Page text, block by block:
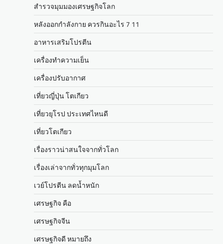
สำรวจมุมมองเศรษฐกิจโลก
หลังออกกําลังกาย ควรกินอะไร 7 11
อาหารเสริมโปรตีน
เครื่องทำความเย็น
เครื่องปรับอากาศ
เที่ยวญี่ปุ่น โตเกียว
เที่ยวยุโรป ประเทศไหนดี
เที่ยวโตเกียว
เรื่องราวน่าสนใจจากทั่วโลก
เรื่องเล่าจากทั่วทุกมุมโลก
เวย์โปรตีน ลดน้ำหนัก
เศรษฐกิจ คือ
เศรษฐกิจจีน
เศรษฐกิจดี หมายถึง